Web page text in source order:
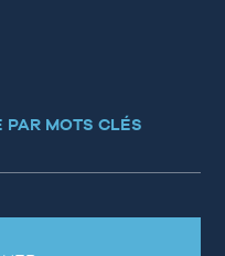
PAR MOTS CLÉS